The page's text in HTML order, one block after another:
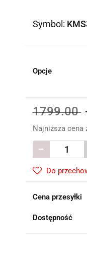
Symbol:
Opcje
1799.00
Najniższa cena
Do
Cena przesyłki
Dostępność